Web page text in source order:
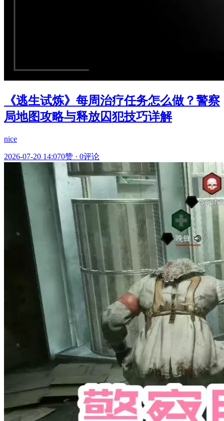
《逃生试炼》每周治疗任务怎么做？警察
局地图攻略与释放囚犯技巧详解
nice
2026-07-20 14:070赞 · 0评论